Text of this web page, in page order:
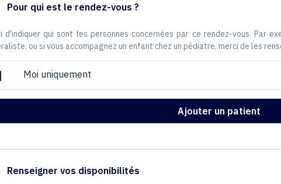
Pour qui est le rendez-vous ?
d'indiquer qui sont les personnes concernées par ce rendez-vous. Par
ou si vous accompagnez un enfant chez un pédiatre, merci de les
Moi uniquement
Ajouter un patient
Renseigner vos disponibilités